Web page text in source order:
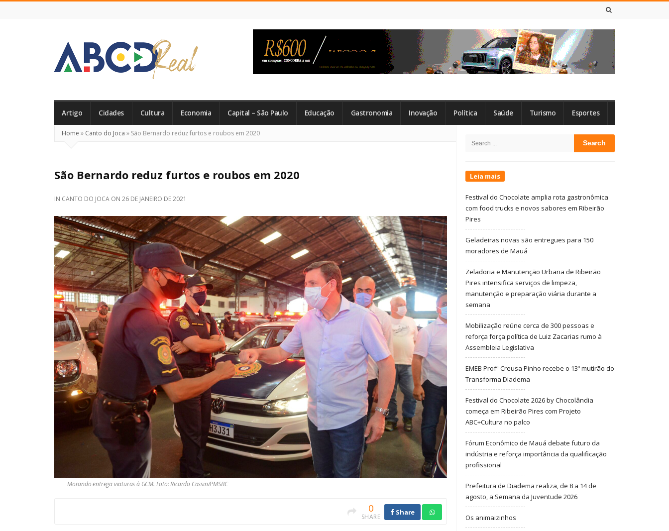
Real
Artigo Cidades Cultura Economia Capital – São Paulo Educação Gastronomia Inovação Política Saúde Turismo Esportes
Home » Canto do Joca » São Bernardo reduz furtos e roubos em 2020
São Bernardo reduz furtos e roubos em 2020
IN CANTO DO JOCA ON 26 DE JANEIRO DE 2021
Morando entrega viaturas à GCM. Foto: Ricardo Cassin/PMSBC
0
SHARE
Share
Sidebar
Search
Leia mais
Festival do Chocolate amplia rota gastronômica
com food trucks e novos sabores em Ribeirão
Pires
Geladeiras novas são entregues para 150
moradores de Mauá
Zeladoria e Manutenção Urbana de Ribeirão
Pires intensifica serviços de limpeza,
manutenção e preparação viária durante a
semana
Mobilização reúne cerca de 300 pessoas e
reforça força política de Luiz Zacarias rumo à
Assembleia Legislativa
EMEB Profª Creusa Pinho recebe o 13º mutirão do
Transforma Diadema
Festival do Chocolate 2026 by Chocolândia
começa em Ribeirão Pires com Projeto
ABC+Cultura no palco
Fórum Econômico de Mauá debate futuro da
indústria e reforça importância da qualificação
profissional
Prefeitura de Diadema realiza, de 8 a 14 de
agosto, a Semana da Juventude 2026
Os animaizinhos